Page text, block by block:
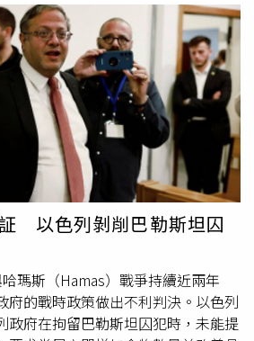
偽裝，疥蟲會鑽進皮膚表層挖隧道產
免疫過敏反應，不是蟲本身造成的，
只是在壓症狀，蟲仍然存在，加上
疹不典型，更難被認出來。吳仁欽
指縫、手腕、肚臍、腋下，皮膚科醫
」，是疥蟲最愛入住的套房，「看對
兇手！」吳仁欽也直言，如果醫師一
後續幾乎不太可能會醫好，而指縫有
很明顯的線索。
以色列剝削巴勒斯坦囚
瑪斯（Hamas）戰爭持續近兩年
府的戰時政策做出不利判決。以色列
政府在拘留巴勒斯坦囚犯時，未能提